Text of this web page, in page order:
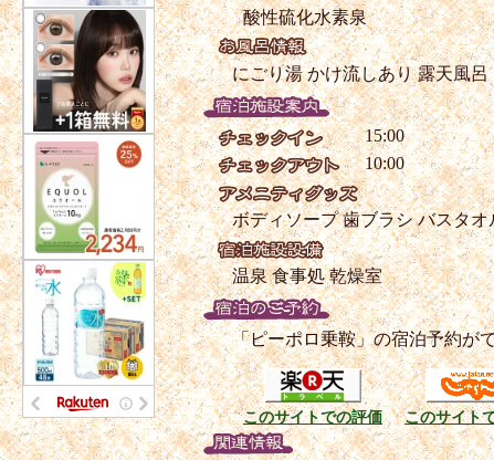
酸性硫化水素泉
にごり湯かけ流しあり露天風呂
15:00
10:00
ボディソープ歯ブラシバスタオ
温泉食事処乾燥室
「ピーポロ乗鞍」の宿泊予約が
このサイトでの評価 このサイト